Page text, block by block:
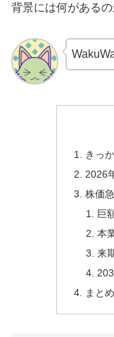
背景には何がある
きっ
2026
株価
巨
本
来
まとめ